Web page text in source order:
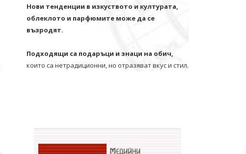
Нови тенденции в изкуството и културата,
облеклото и парфюмите може да се
възродят.
Подходящи са подаръци и знаци на обич,
които са нетрадиционни, но отразяват вкус и стил.